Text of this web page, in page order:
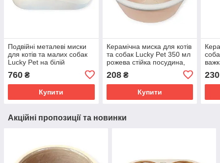
Подвійні металеві миски
для котів та малих собак
Lucky Pet на білій
2х0,24 л 11,5 см набір для
годування
760 ₴
Купити
Керамічна миска для котів
та собак Lucky Pet 350 мл
рожева стійка посудина,
208₴
Купити
230
Акційні пропозиції та новинки